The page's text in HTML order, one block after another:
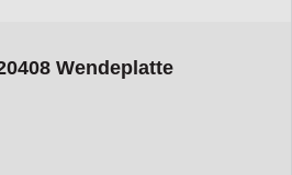
Wendeplatte
options chosen on the product page